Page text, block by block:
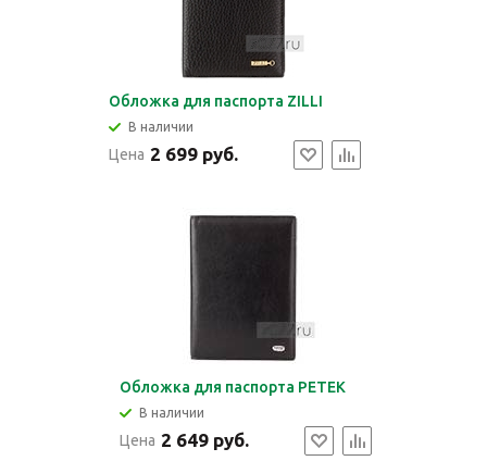
Обложка для паспорта ZILLI
В наличии
Цена 2 699 руб.
Обложка для паспорта PETEK
В наличии
Цена 2 649 руб.